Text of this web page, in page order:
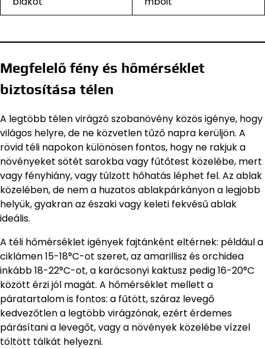
Megfelelő fény és hőmérséklet
biztosítása télen
A legtöbb télen virágzó szobanövény közös igénye, hogy
világos helyre, de ne közvetlen tűző napra kerüljön. A
rövid téli napokon különösen fontos, hogy ne rakjuk a
növényeket sötét sarokba vagy fűtőtest közelébe, mert
vagy fényhiány, vagy túlzott hőhatás léphet fel. Az ablak
közelében, de nem a huzatos ablakpárkányon a legjobb
helyük, gyakran az északi vagy keleti fekvésű ablak
ideális.
A téli hőmérséklet igények fajtánként eltérnek: például a
ciklámen 15-18°C-ot szeret, az amarillisz és orchidea
inkább 18-22°C-ot, a karácsonyi kaktusz pedig 16-20°C
között érzi jól magát. A hőmérséklet mellett a
páratartalom is fontos: a fűtött, száraz levegő
kedvezőtlen a legtöbb virágzónak, ezért érdemes
párásítani a levegőt, vagy a növények közelébe vízzel
töltött tálkát helyezni.